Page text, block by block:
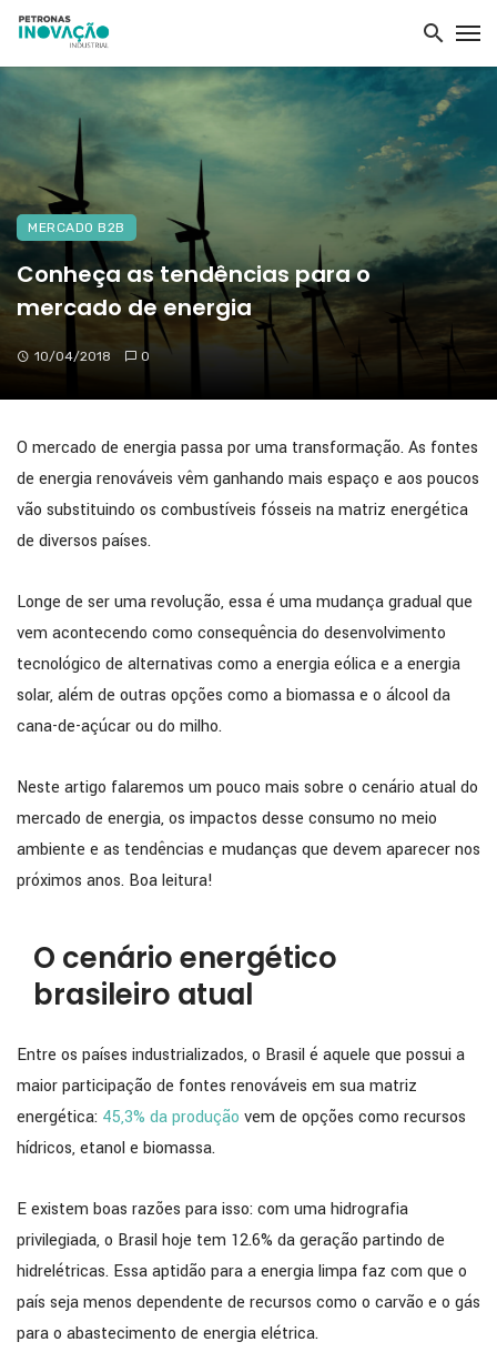
MERCADO B2B
Conheça as tendências para o
mercado de energia
10/04/2018 0
O mercado de energia passa por uma transformação. As fontes
de energia renováveis vêm ganhando mais espaço e aos poucos
vão substituindo os combustíveis fósseis na matriz energética
de diversos países.
Longe de ser uma revolução, essa é uma mudança gradual que
vem acontecendo como consequência do desenvolvimento
tecnológico de alternativas como a energia eólica e a energia
solar, além de outras opções como a biomassa e o álcool da
cana-de-açúcar ou do milho.
Neste artigo falaremos um pouco mais sobre o cenário atual do
mercado de energia, os impactos desse consumo no meio
ambiente e as tendências e mudanças que devem aparecer nos
próximos anos. Boa leitura!
O cenário energético
brasileiro atual
Entre os países industrializados, o Brasil é aquele que possui a
maior participação de fontes renováveis em sua matriz
energética: 45,3% da produção vem de opções como recursos
hídricos, etanol e biomassa.
E existem boas razões para isso: com uma hidrografia
privilegiada, o Brasil hoje tem 12.6% da geração partindo de
hidrelétricas. Essa aptidão para a energia limpa faz com que o
país seja menos dependente de recursos como o carvão e o gás
para o abastecimento de energia elétrica.